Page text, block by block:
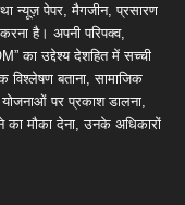
न्यूज़ पेपर, मैगजीन, प्रसारण
है। अपनी परिपक्व,
का उद्देश्य देशहित में सच्ची
बताना, सामाजिक
पर प्रकाश डालना,
का मौका देना, उनके अधिकारों